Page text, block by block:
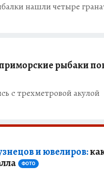
нашли четыре
рыбаки
с трехметровой акулой
и ювелиров:
ФОТО